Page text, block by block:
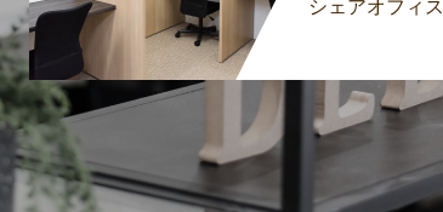
シェアオフィス